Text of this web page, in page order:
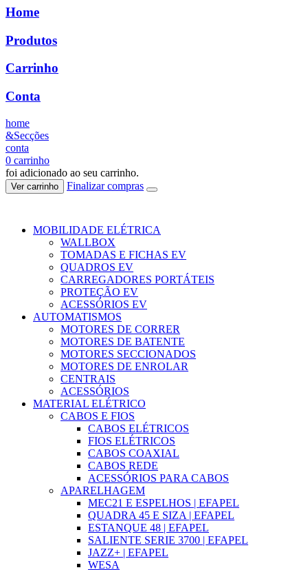
Home
Produtos
Carrinho
Conta
home
&Secções
conta
0 carrinho
foi adicionado ao seu carrinho.
Ver carrinho Finalizar compras
MOBILIDADE ELÉTRICA
WALLBOX
TOMADAS E FICHAS EV
QUADROS EV
CARREGADORES PORTÁTEIS
PROTEÇÃO EV
ACESSÓRIOS EV
AUTOMATISMOS
MOTORES DE CORRER
MOTORES DE BATENTE
MOTORES SECCIONADOS
MOTORES DE ENROLAR
CENTRAIS
ACESSÓRIOS
MATERIAL ELÉTRICO
CABOS E FIOS
CABOS ELÉTRICOS
FIOS ELÉTRICOS
CABOS COAXIAL
CABOS REDE
ACESSÓRIOS PARA CABOS
APARELHAGEM
MEC21 E ESPELHOS | EFAPEL
QUADRA 45 E SIZA | EFAPEL
ESTANQUE 48 | EFAPEL
SALIENTE SERIE 3700 | EFAPEL
JAZZ+ | EFAPEL
WESA